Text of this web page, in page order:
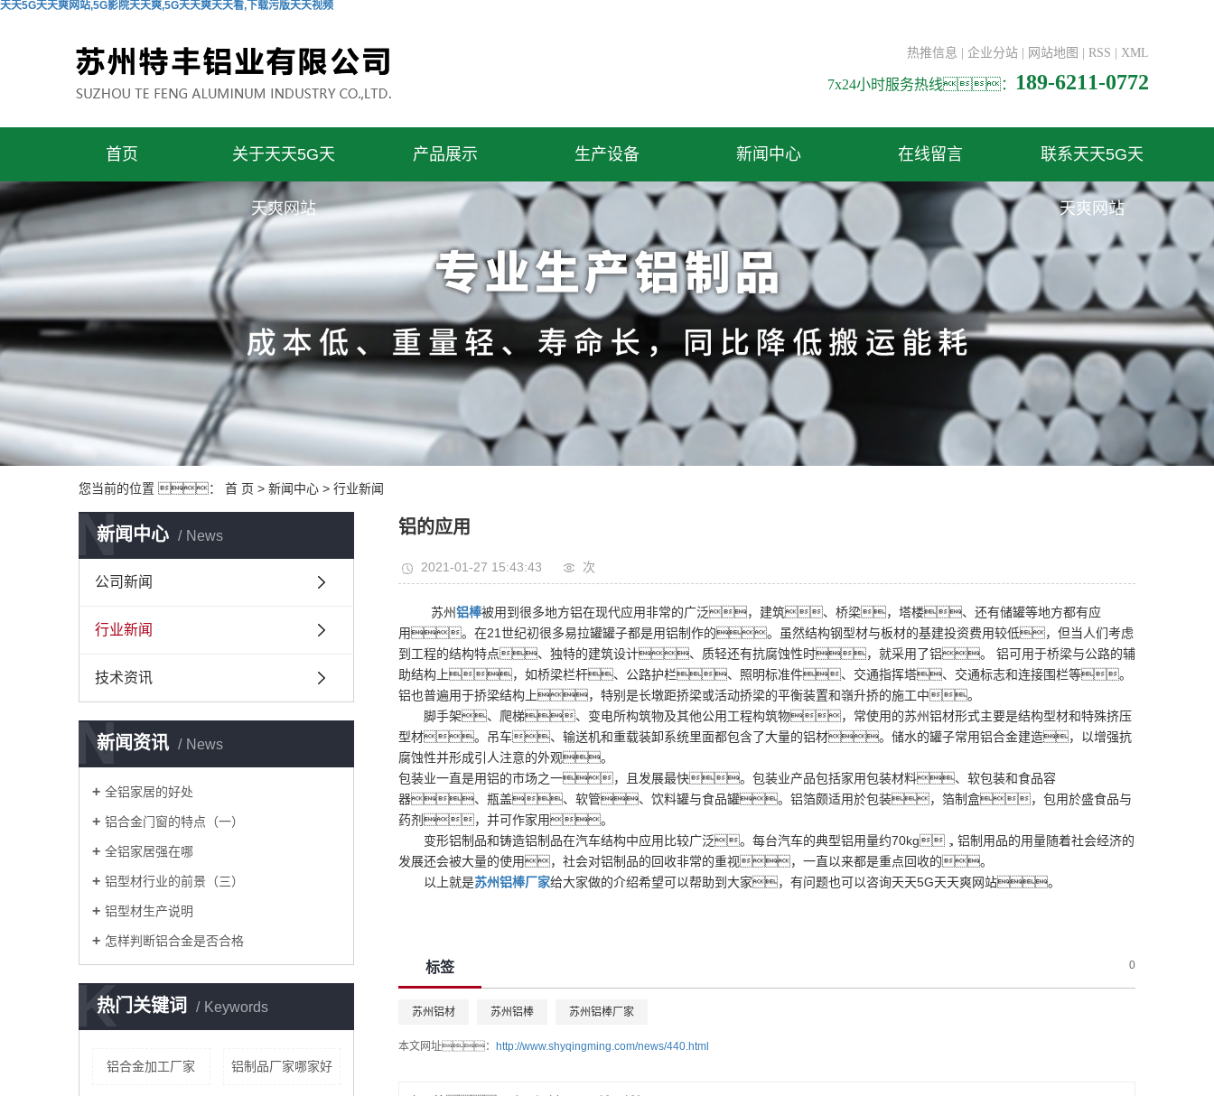
天天5G天天爽网站,5G影院天天爽,5G天天爽天天看,下载污版天天视频
热推信息 企业分站 网站地图 RSS XML
7x24小时服务热线： 189-6211-0772
首页 关于天天5G天
天爽网站
产品展示 生产设备 新闻中心 在线留言 联系天天5G天
天爽网站
您当前的位置 ： 首 页 > 新闻中心 > 行业新闻
新闻中心 News
N
公司新闻
行业新闻
技术资讯
新闻资讯 News
N
全铝家居的好处
铝合金门窗的特点（一）
全铝家居强在哪
铝型材行业的前景（三）
铝型材生产说明
怎样判断铝合金是否合格
热门关键词 Keywords
K
铝合金加工厂家 铝制品厂家哪家好
铝的应用
2021-01-27 15:43:43 次
苏州铝棒被用到很多地方铝在现代应用非常的广泛，建筑、桥梁，塔楼、还有储罐等地方都有应
用。在21世纪初很多易拉罐罐子都是用铝制作的。虽然结构钢型材与板材的基建投资费用较低，但当人们考虑
到工程的结构特点、独特的建筑设计、质轻还有抗腐蚀性时，就采用了铝。 铝可用于桥梁与公路的辅
助结构上，如桥梁栏杆、公路护栏、照明标准件、交通指挥塔、交通标志和连接围栏等。
铝也普遍用于挢梁结构上，特别是长墩距挢梁或活动挢梁的平衡装置和嶺升挢的施工中。
脚手架、爬梯、变电所构筑物及其他公用工程构筑物，常使用的苏州铝材形式主要是结构型材和特殊挤压
型材。吊车、输送机和重载装卸系统里面都包含了大量的铝材。储水的罐子常用铝合金建造，以增强抗
腐蚀性并形成引人注意的外观。
包装业一直是用铝的市场之一，且发展最快。包装业产品包括家用包装材料、软包装和食品容
器、瓶盖、软管、饮料罐与食品罐。铝箔颇适用於包装，箔制盒，包用於盛食品与
药剂，并可作家用。
变形铝制品和铸造铝制品在汽车结构中应用比较广泛。每台汽车的典型铝用量约70kg，铝制用品的用量随着社会经济的
发展还会被大量的使用，社会对铝制品的回收非常的重视，一直以来都是重点回收的。
以上就是苏州铝棒厂家给大家做的介绍希望可以帮助到大家，有问题也可以咨询天天5G天天爽网站。
标签 0
苏州铝材 苏州铝棒 苏州铝棒厂家
本文网址： http://www.shyqingming.com/news/440.html